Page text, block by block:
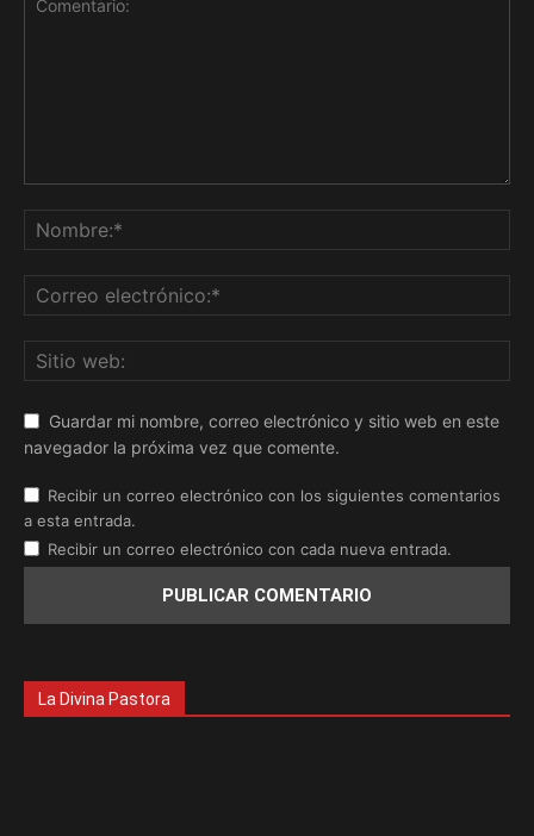
Guardar mi nombre, correo electrónico y sitio web en este
navegador la próxima vez que comente.
Recibir un correo electrónico con los siguientes comentarios
a esta entrada.
Recibir un correo electrónico con cada nueva entrada.
La Divina Pastora